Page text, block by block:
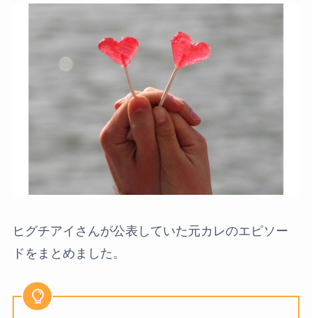
ヒグチアイさんが公表していた元カレのエピソー
ドをまとめました。